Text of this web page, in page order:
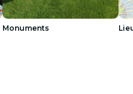
Monuments